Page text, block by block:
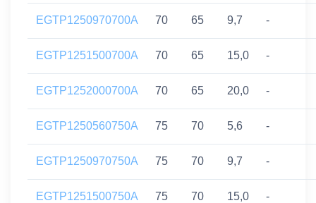
EGTP1250970700A 70 65 9,7 -
EGTP1251500700A 70 65 15,0 -
EGTP1252000700A 70 65 20,0 -
EGTP1250560750A 75 70 5,6 -
EGTP1250970750A 75 70 9,7 -
EGTP1251500750A 75 70 15,0 -